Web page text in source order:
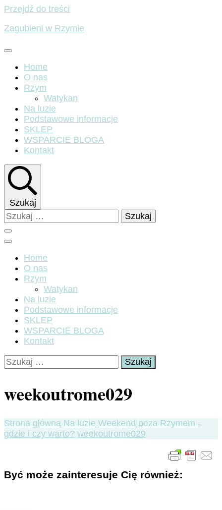
Przejdź do treści
Zagubieni w Rzymie
Home
O nas
Rzym
Watykan
Na luzie
Podstawowe informacje
SKLEP
WSPARCIE BLOGA
Kontakt
Szukaj
Szukaj:
Home
O nas
Rzym
Watykan
Na luzie
Podstawowe informacje
SKLEP
WSPARCIE BLOGA
Kontakt
Szukaj:
weekoutrome029
Strona główna Na luzie Weekend poza Rzymem -
gdzie i czy warto? weekoutrome029
Być może zainteresuje Cię również: